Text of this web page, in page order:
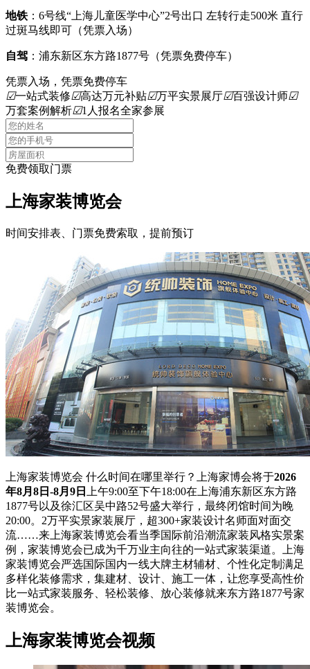
地铁：6号线“上海儿童医学中心”2号出口 左转行走500米 直行
过斑马线即可（凭票入场）
自驾 ：浦东新区东方路1877号（凭票免费停车）
凭票入场，凭票免费停车
☑一站式装修☑高达万元补贴☑万平实景展厅☑百强设计师☑
万套案例解析☑1人报名全家参展
免费领取门票
上海家装博览会
时间安排表、门票免费索取，提前预订
上海家装博览会 什么时间在哪里举行？上海家博会将于2026
年8月8日-8月9日
上午9:00至下午18:00在上海浦东新区东方路
1877号以及徐汇区吴中路52号盛大举行，最终闭馆时间为晚
20:00。2万平实景家装展厅，超300+家装设计名师面对面交
流……来上海家装博览会看当季国际前沿潮流家装风格实景案
例，家装博览会已成为千万业主向往的一站式家装渠道。上海
家装博览会严选国际国内一线大牌主材辅材、个性化定制满足
多样化装修需求，集建材、设计、施工一体，让您享受高性价
比一站式家装服务、轻松装修、放心装修就来东方路1877号家
装博览会。
上海家装博览会视频